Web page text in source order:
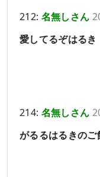
212: 名無しさん
愛してるぞはるき
214: 名無しさん
がるるはるきの